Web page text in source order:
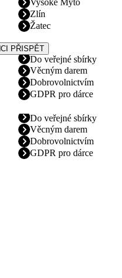
Zlín
Žatec
PŘISPĚT
Do veřejné sbírky
Věcným darem
Dobrovolnictvím
GDPR pro dárce
Do veřejné sbírky
Věcným darem
Dobrovolnictvím
GDPR pro dárce